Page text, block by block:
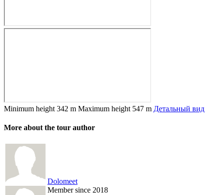
Minimum height 342 m Maximum height 547 m Детальный вид
More about the tour author
Dolomeet
Member since 2018